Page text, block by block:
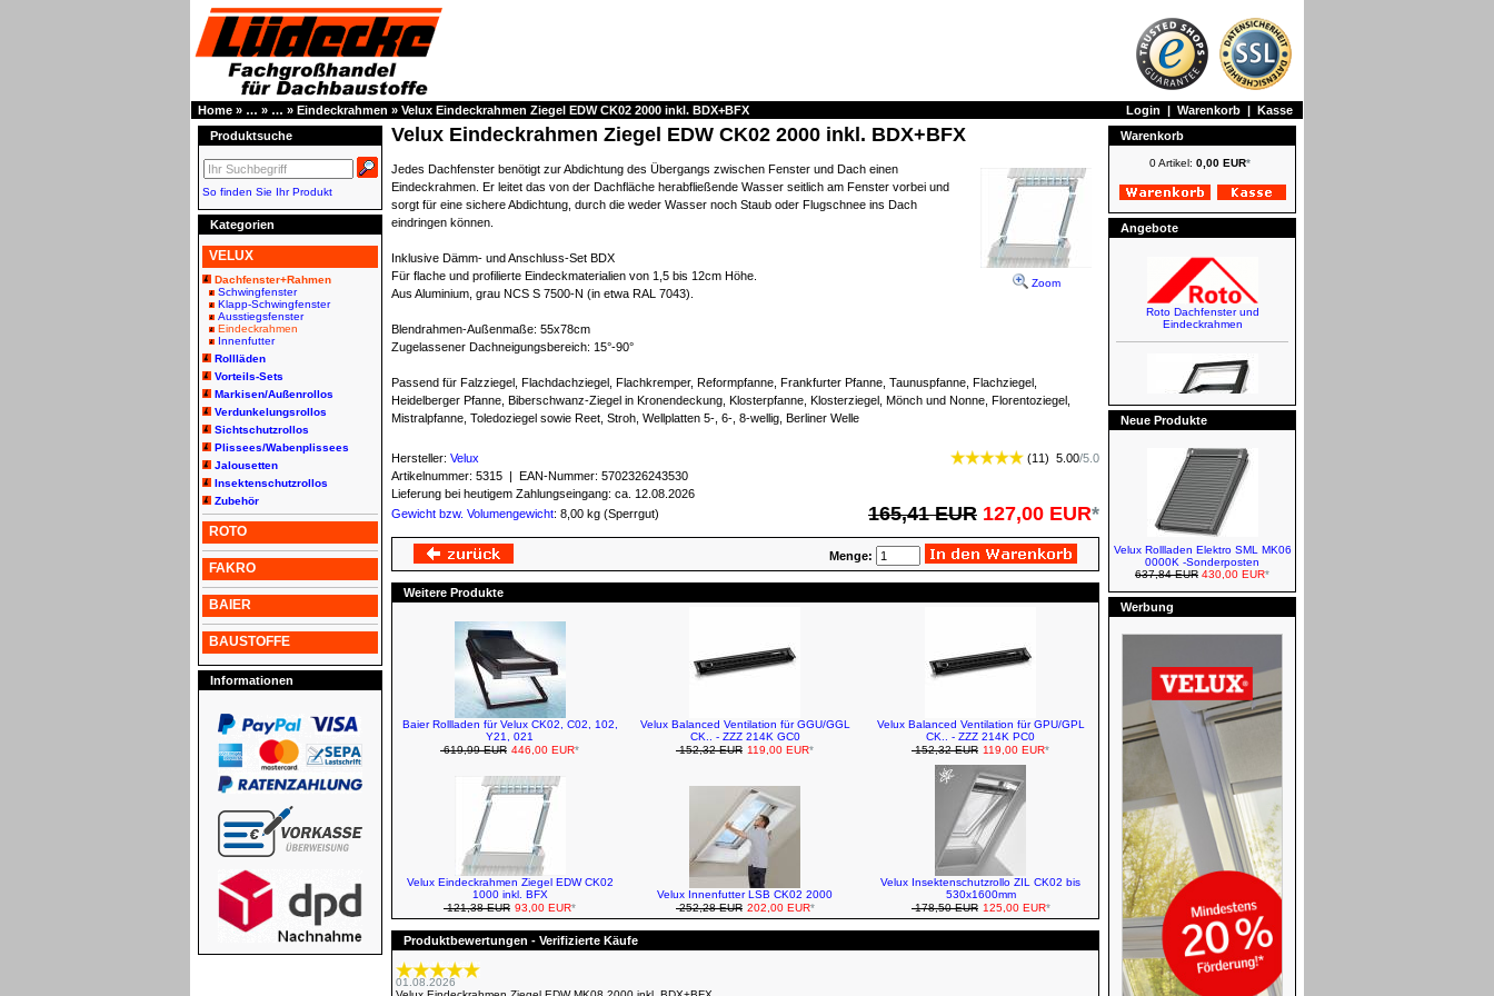
Home » … » … » Eindeckrahmen » Velux Eindeckrahmen Ziegel EDW CK02 2000 inkl. BDX+BFX Login | Warenkorb | Kasse
Produktsuche
So finden Sie Ihr Produkt
Kategorien
VELUX
Dachfenster+Rahmen
Schwingfenster
Klapp-Schwingfenster
Ausstiegsfenster
Eindeckrahmen
Innenfutter
Rollläden
Vorteils-Sets
Markisen/Außenrollos
Verdunkelungsrollos
Sichtschutzrollos
Plissees/Wabenplissees
Jalousetten
Insektenschutzrollos
Zubehör
ROTO
FAKRO
BAIER
BAUSTOFFE
Informationen
Velux Eindeckrahmen Ziegel EDW CK02 2000 inkl. BDX+BFX
Zoom
Jedes Dachfenster benötigt zur Abdichtung des Übergangs zwischen Fenster und Dach einen
Eindeckrahmen. Er leitet das von der Dachfläche herabfließende Wasser seitlich am Fenster vorbei und
sorgt für eine sichere Abdichtung, durch die weder Wasser noch Staub oder Flugschnee ins Dach
eindringen können.
Inklusive Dämm- und Anschluss-Set BDX
Für flache und profilierte Eindeckmaterialien von 1,5 bis 12cm Höhe.
Aus Aluminium, grau NCS S 7500-N (in etwa RAL 7043).
Blendrahmen-Außenmaße: 55x78cm
Zugelassener Dachneigungsbereich: 15°-90°
Passend für Falzziegel, Flachdachziegel, Flachkremper, Reformpfanne, Frankfurter Pfanne, Taunuspfanne, Flachziegel,
Heidelberger Pfanne, Biberschwanz-Ziegel in Kronendeckung, Klosterpfanne, Klosterziegel, Mönch und Nonne, Florentoziegel,
Mistralpfanne, Toledoziegel sowie Reet, Stroh, Wellplatten 5-, 6-, 8-wellig, Berliner Welle
Hersteller: Velux (11) 5.00/5.0
Artikelnummer: 5315 | EAN-Nummer: 5702326243530
Lieferung bei heutigem Zahlungseingang: ca. 12.08.2026
Gewicht bzw. Volumengewicht: 8,00 kg (Sperrgut) 165,41 EUR 127,00 EUR*
Menge:
Weitere Produkte
Baier Rollladen für Velux CK02, C02, 102,
Y21, 021
619,99 EUR 446,00 EUR*
Velux Balanced Ventilation für GGU/GGL
CK.. - ZZZ 214K GC0
152,32 EUR 119,00 EUR*
Velux Balanced Ventilation für GPU/GPL
CK.. - ZZZ 214K PC0
152,32 EUR 119,00 EUR*
Velux Eindeckrahmen Ziegel EDW CK02
1000 inkl. BFX
121,38 EUR 93,00 EUR*
Velux Innenfutter LSB CK02 2000
252,28 EUR 202,00 EUR*
Velux Insektenschutzrollo ZIL CK02 bis
530x1600mm
178,50 EUR 125,00 EUR*
Produktbewertungen - Verifizierte Käufe
01.08.2026
Warenkorb
0 Artikel: 0,00 EUR*
Angebote
Roto Dachfenster und
Eindeckrahmen
FAKRO Schwingfenster
Roto Rollläden - Solar Funk
VELUX Verdunkelungsrollos -
Classic
FAKRO Dachfenster und
Eindeckrahmen
VELUX Zubehör - Ventilation
Neue Produkte
Velux Rollladen Elektro SML MK06
0000K -Sonderposten
637,84 EUR 430,00 EUR*
Werbung